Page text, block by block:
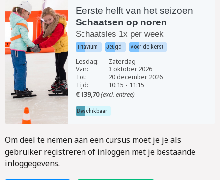
Eerste helft van het seizoen
Schaatsen op noren
Schaatsles 1x per week
Triavium Jeugd Voor de kerst
Lesdag:
Zaterdag
Van:
3 oktober 2026
Tot:
20 december 2026
Tijd:
10:15 - 11:15
€ 139,70(excl. entree)
Beschikbaar
Om deel te nemen aan een cursus moet je je als
gebruiker registreren of inloggen met je bestaande
inloggegevens.